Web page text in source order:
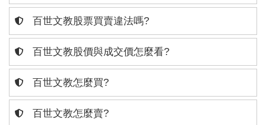
百世文教股票買賣違法嗎?
百世文教股價與成交價怎麼看?
百世文教怎麼買?
百世文教怎麼賣?